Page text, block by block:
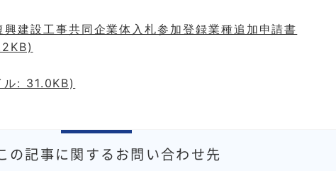
建設工事共同企業体入札参加登録業種追加申請書
: 31.0KB)
の記事に関するお問い合わせ先